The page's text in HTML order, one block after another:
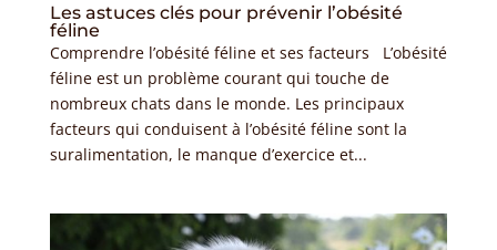
Les astuces clés pour prévenir l’obésité
féline
Comprendre l’obésité féline et ses facteurs L’obésité
féline est un problème courant qui touche de
nombreux chats dans le monde. Les principaux
facteurs qui conduisent à l’obésité féline sont la
suralimentation, le manque d’exercice et...